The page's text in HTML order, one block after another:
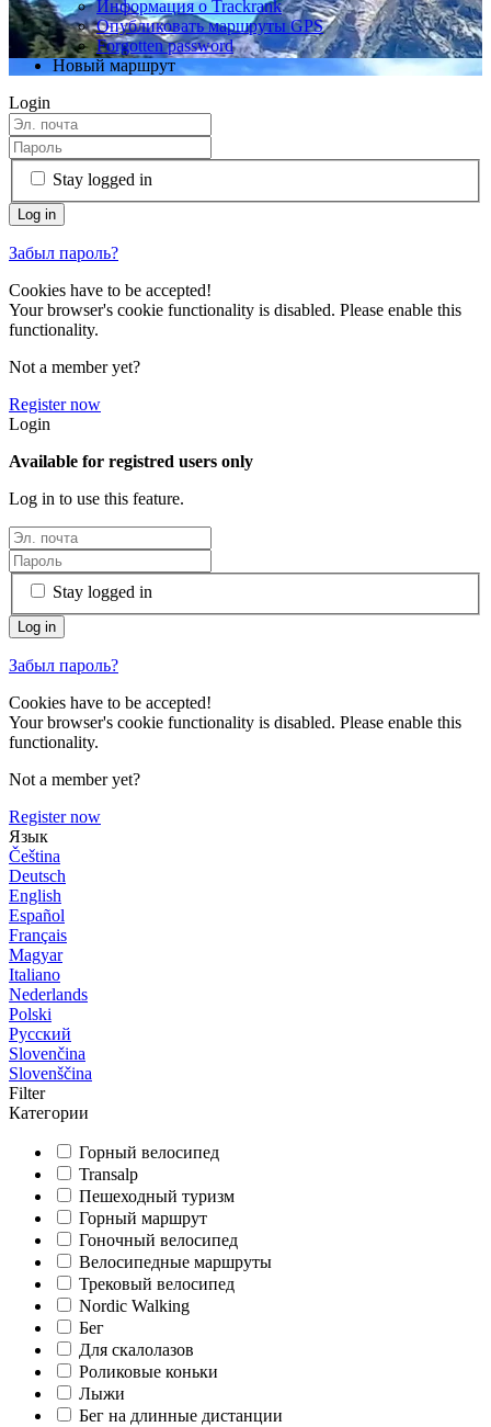
Информация о Trackrank
Опубликовать маршруты GPS
Forgotten password
Новый маршрут
Login
Stay logged in
Забыл пароль?
Cookies have to be accepted!
Your browser's cookie functionality is disabled. Please enable this
functionality.
Not a member yet?
Register now
Login
Available for registred users only
Log in to use this feature.
Stay logged in
Забыл пароль?
Cookies have to be accepted!
Your browser's cookie functionality is disabled. Please enable this
functionality.
Not a member yet?
Register now
Язык
Čeština
Deutsch
English
Español
Français
Magyar
Italiano
Nederlands
Polski
Русский
Slovenčina
Slovenščina
Filter
Категории
Горный велосипед
Transalp
Пешеходный туризм
Горный маршрут
Гоночный велосипед
Велосипедные маршруты
Трековый велосипед
Nordic Walking
Бег
Для скалолазов
Роликовые коньки
Лыжи
Бег на длинные дистанции